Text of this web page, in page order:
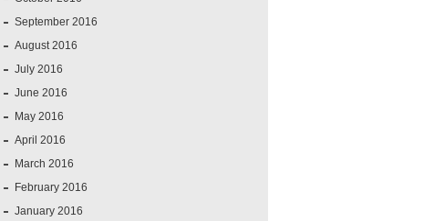
September 2016
August 2016
July 2016
June 2016
May 2016
April 2016
March 2016
February 2016
January 2016